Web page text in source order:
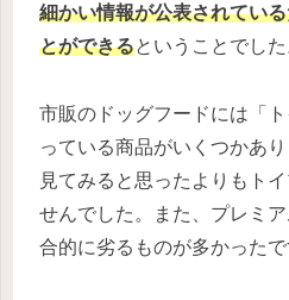
細かい情報が公表されてい
とができるということでした
市販のドッグフードには「
っている商品がいくつかあ
見てみると思ったよりもト
せんでした。また、プレミ
合的に劣るものが多かったで